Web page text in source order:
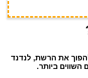
את הרשת, לנדנד
ביותר.